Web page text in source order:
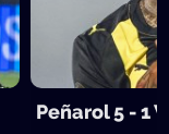
Peñarol 5 - 1